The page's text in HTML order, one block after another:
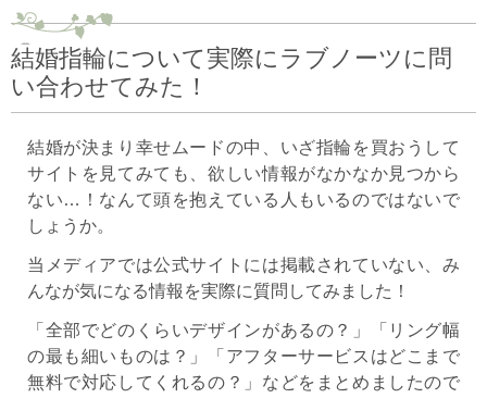
結婚指輪について実際にラブノーツに問
い合わせてみた！
結婚が決まり幸せムードの中、いざ指輪を買おうして
サイトを見てみても、欲しい情報がなかなか見つから
ない…！なんて頭を抱えている人もいるのではないで
しょうか。
当メディアでは公式サイトには掲載されていない、み
んなが気になる情報を実際に質問してみました！
「全部でどのくらいデザインがあるの？」「リング幅
の最も細いものは？」「アフターサービスはどこまで
無料で対応してくれるの？」などをまとめましたので